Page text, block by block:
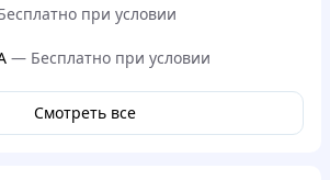
при условии
— Бесплатно при условии
Смотреть все